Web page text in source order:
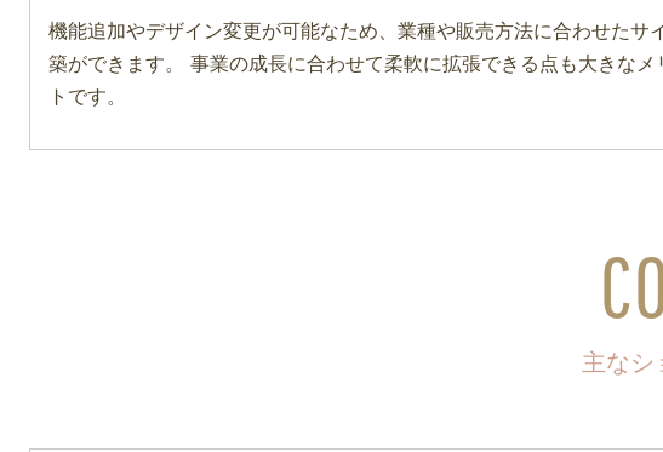
機能追加やデザイン変更が可能なため、業種や販売方法に合わせたサ
築ができます。 事業の成長に合わせて柔軟に拡張できる点も大きなメ
トです。
主なシ